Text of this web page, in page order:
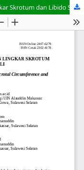
Efek Daun Kelor Terhadap Ukuran Lingkar Skrotum dan Libido Sapi Bali